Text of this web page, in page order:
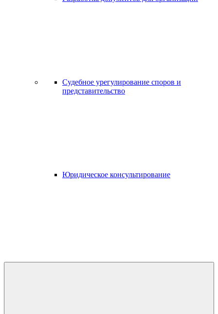
Судебное урегулирование споров и
представительство
Юридическое консультирование